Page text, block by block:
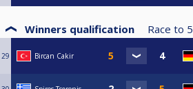
Winners qualification Race to 5
29 Bircan Cakir